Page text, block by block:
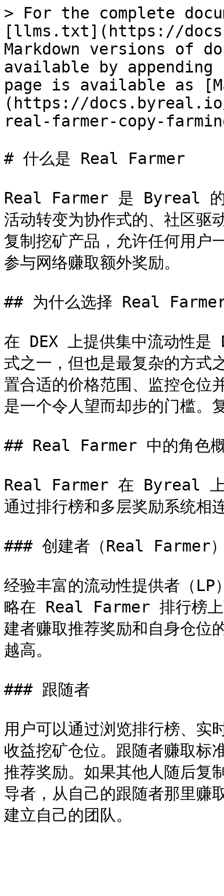
> For the complete
[llms.txt](https://
Markdown versions of
available by
page is available as
(https://
real-farmer-copy-
# 什么是 Real Farmer
Real Farmer 是 Byreal 的
活动转变为协作式的、社区
复制挖矿产品，允许任何用户
参与网络赚取额外奖励。
## 为什么选择 Real
在 DEX 上提供集中流动性是
式之一，但也是最复杂的方式
置合适的价格范围、监控仓位
是一个令人望而却步的门槛。
## Real Farmer 中的角色
Real Farmer 在 Byreal 上
通过排行榜和多层奖励系统相
### 创建者（Real Farmer
经验丰富的流动性提供者（
略在 Real Farmer 排行榜上
建者赚取推荐奖励和自身仓位
越高。
### 跟随者
用户可以通过浏览排行榜、实
收益挖矿仓位。跟随者赚取
推荐奖励。如果其他人随后复
导者，从自己的跟随者那里赚